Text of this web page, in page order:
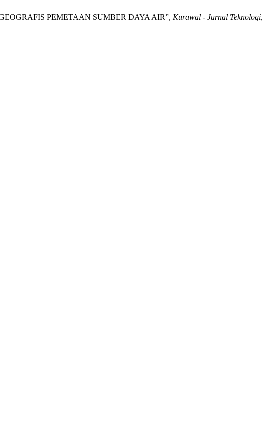
PEMETAAN SUMBER DAYA AIR”, Kurawal - Jurnal Teknologi,